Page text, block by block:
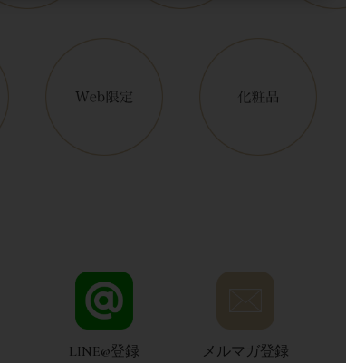
LINE@登録 メルマガ登録